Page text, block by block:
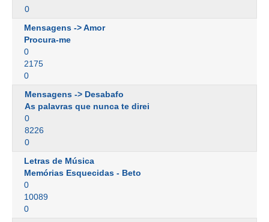
0
Mensagens -> Amor
Procura-me
0
2175
0
Mensagens -> Desabafo
As palavras que nunca te direi
0
8226
0
Letras de Música
Memórias Esquecidas - Beto
0
10089
0